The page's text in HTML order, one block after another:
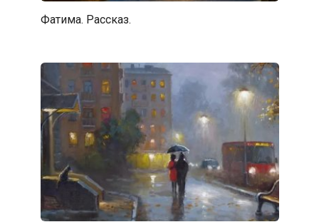
Фатима. Рассказ.